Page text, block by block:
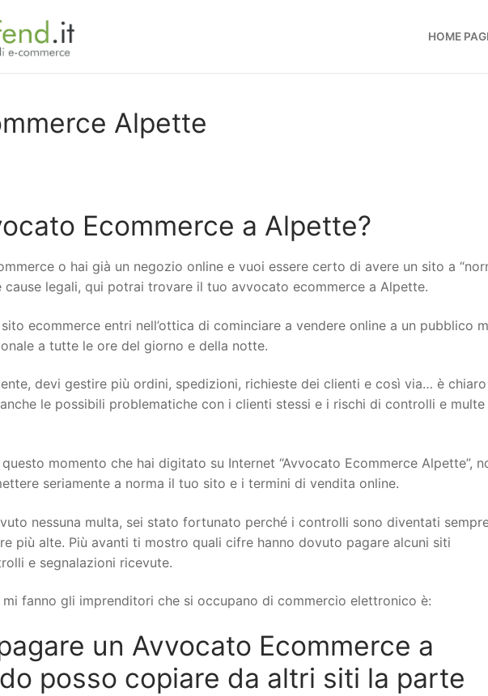
HOME
Alpette
Ecommerce a Alpette?
o hai già un negozio online e vuoi essere certo di avere un sito a
cause legali, qui potrai trovare il tuo avvocato ecommerce a Alpette.
ecommerce entri nell’ottica di cominciare a vendere online a un pubblico
a tutte le ore del giorno e della notte.
devi gestire più ordini, spedizioni, richieste dei clienti e così via… è
le possibili problematiche con i clienti stessi e i rischi di controlli e multe
momento che hai digitato su Internet “Avvocato Ecommerce Alpette”,
seriamente a norma il tuo sito e i termini di vendita online.
nessuna multa, sei stato fortunato perché i controlli sono diventati
più alte. Più avanti ti mostro quali cifre hanno dovuto pagare alcuni siti
e segnalazioni ricevute.
mi fanno gli imprenditori che si occupano di commercio elettronico è:
un Avvocato Ecommerce a
posso copiare da altri siti la parte